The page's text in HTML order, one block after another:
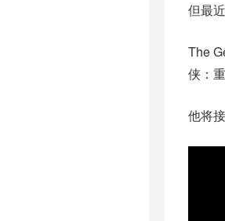
但最
The
侠：
他将